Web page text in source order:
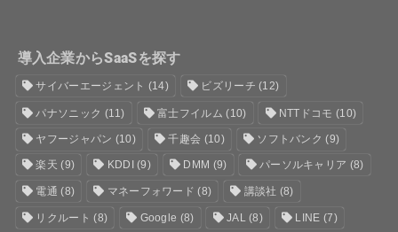
導入企業からSaaSを探す
サイバーエージェント (14) ビズリーチ (12)
パナソニック (11) 富士フイルム (10) NTTドコモ (10)
ヤフージャパン (10) 千趣会 (10) ソフトバンク (9)
楽天 (9) KDDI (9) DMM (9) パーソルキャリア (8)
電通 (8) マネーフォワード (8) 講談社 (8)
リクルート (8) Google (8) JAL(8) LINE (7)